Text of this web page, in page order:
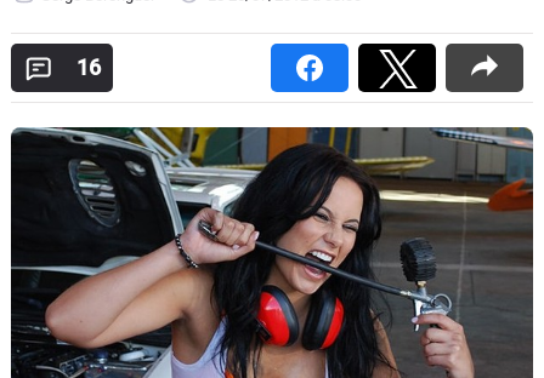
Electriques
Utilitaires
Services
Forum
16